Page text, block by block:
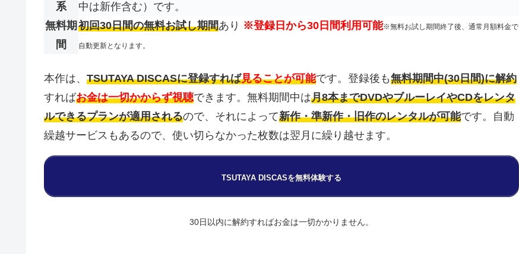
系
中は新作含む）です。
無料期
間
初回30日間の無料お試し期間あり ※登録日から30日間利用可能※無料お試し期間終了後、通常月額料金で
自動更新となります。
本作は、 TSUTAYA DISCASに登録すれば見ることが可能です。登録後も無料期間中(30日間)に解約
すればお金は一切かからず視聴できます。無料期間中は月8本までDVDやブルーレイやCDをレンタ
ルできるプランが適用されるので、それによって新作・準新作・旧作のレンタルが可能です。自動
繰越サービスもあるので、使い切らなかった枚数は翌月に繰り越せます。
TSUTAYA DISCASを無料体験する
30日以内に解約すればお金は一切かかりません。